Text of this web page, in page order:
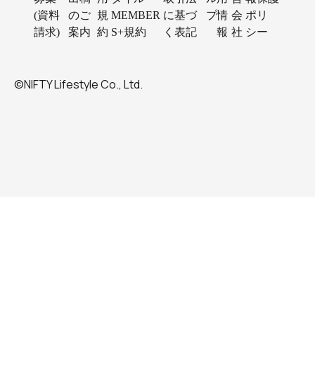
(資料
請求)
のご
案内
規
約
MEMBER
S+規約
に基づ
く表記
プ情
報
会
社
ポリ
シー
©NIFTY Lifestyle Co., Ltd.